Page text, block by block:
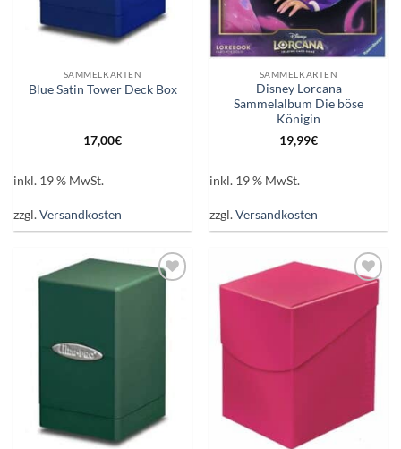
SAMMELKARTEN
Blue Satin Tower Deck Box
17,00€
inkl. 19 % MwSt.
zzgl.Versandkosten
SAMMELKARTEN
Disney Lorcana
Sammelalbum Die böse
Königin
19,99€
inkl. 19 % MwSt.
zzgl.Versandkosten
Auf die
Wunschliste